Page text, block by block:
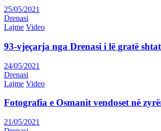
25/05/2021
Drenasi
Lajme Video
93-vjeçarja nga Drenasi i lë gratë
24/05/2021
Drenasi
Lajme Video
Fotografia e Osmanit vendoset në
21/05/2021